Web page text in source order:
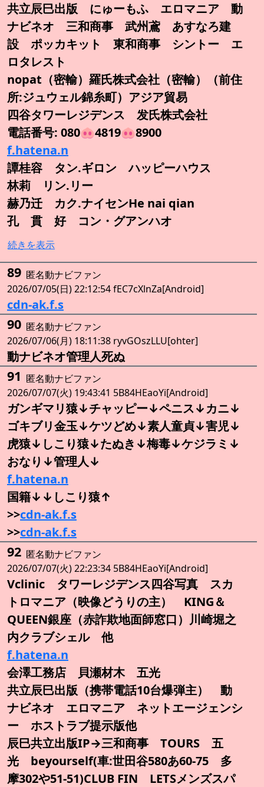
共立辰巳出版 にゅーもふ エロマニア 動
ナビネオ 三和商事 武州鳶 あすなろ建
設 ポッカキット 東和商事 シントー エ
ロタレスト
nopat（密輸）羅氏株式会社（密輸）（前住
所:ジュウェル錦糸町）アジア貿易
四谷タワーレジデンス 发氏株式会社
電話番号: 080🐽4819🐽8900
f.hatena.n
譚桂容 タン.ギロン ハッピーハウス
林莉 リン.リー
赫乃迁 カク.ナイセンHe nai qian
孔 貫 好 コン・グアンハオ
続きを表示
89 匿名動ナビファン
2026/07/05(日) 22:12:54 fEC7cXlnZa[Android]
cdn-ak.f.s
90 匿名動ナビファン
2026/07/06(月) 18:11:38 ryvGOszLLU[ohter]
動ナビネオ管理人死ぬ
91 匿名動ナビファン
2026/07/07(火) 19:43:41 5B84HEaoYi[Android]
ガンギマリ猿↓チャッピー↓ペニス↓カニ↓
ゴキブリ金玉↓ケツどめ↓素人童貞↓害児↓
虎猿↓しこり猿↓たぬき↓梅毒↓ケジラミ↓
おなり↓管理人↓
f.hatena.n
国籍↓↓しこり猿↑
>>cdn-ak.f.s
>>cdn-ak.f.s
92 匿名動ナビファン
2026/07/07(火) 22:23:34 5B84HEaoYi[Android]
Vclinic タワーレジデンス四谷写真 スカ
トロマニア（映像どうりの主） KING＆
QUEEN銀座（赤詐欺地面師窓口）川崎堀之
内クラブシェル 他
f.hatena.n
会澤工務店 貝瀬材木 五光
共立辰巳出版（携帯電話10台爆弾主） 動
ナビネオ エロマニア ネットエージェンシ
ー ホストラブ提示版他
辰巳共立出版IP→三和商事 TOURS 五
光 beyourself(車:世田谷580あ60-75 多
摩302や51-51)CLUB FIN LETSメンズスパ